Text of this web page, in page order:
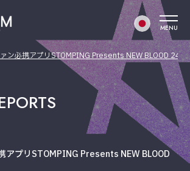
MENU
ン必携アプリSTOMPING Presents NEW BLOOD 24
アプリSTOMPING Presents NEW BLOOD